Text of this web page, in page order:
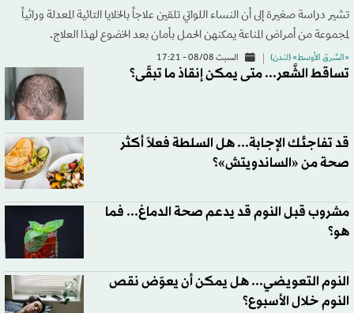
تشير دراسة ‌صغيرة إلى أن النساء اللواتي تلقين علاجاً بالخلايا التائية المعدلة وراثياً
لمجموعة من أمراض المناعة ​يمكنهن الحمل بأمان بعد الخضوع لهذا العلاج.
«الشرق الأوسط» (لندن) السبت 08/08 - 17:21
تساقط الشَّعر... متى يمكن إنقاذ ما تبقّى؟
قد تفاجئك الإجابة... هل السلطة فعلاً أكثر
صحة من «الساندويتش»؟
مشروب قبل النوم قد يدعم صحة الدماغ... فما
هو؟
النوم التعويضي... هل يمكن أن يعوّض نقص
النوم خلال الأسبوع؟